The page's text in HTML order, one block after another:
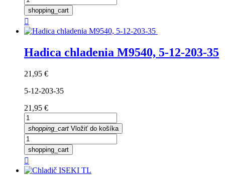
shopping_cart

Hadica chladenia M9540, 5-12-203-35
Cena
21,95 €
5-12-203-35
Cena
21,95 €
shopping_cart Vložiť do košíka
shopping_cart
